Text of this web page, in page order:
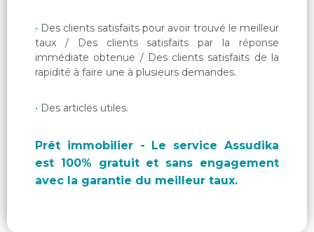
Des clients satisfaits pour avoir trouvé le meilleur
taux / Des clients satisfaits par la réponse
immédiate obtenue / Des clients satisfaits de la
rapidité à faire une à plusieurs demandes.
Des articles utiles.
Prêt immobilier - Le service Assudika
est 100% gratuit et sans engagement
avec la garantie du meilleur taux.